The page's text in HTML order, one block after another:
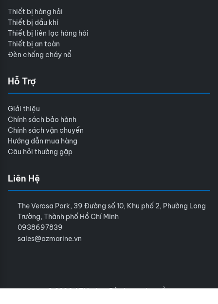
Thiết bị hàng hải
Thiết bị dầu khí
Thiết bị liên lạc hàng hải
Thiết bị an toàn
Đèn chống cháy nổ
Hỗ Trợ
Giới thiệu
Chính sách bảo hành
Chính sách vận chuyển
Hướng dẫn mua hàng
Câu hỏi thường gặp
Liên Hệ
The Verosa Park, 39 Đường số 10, Khu phố 2, Phường Long
Trường, Thành phố Hồ Chí Minh
0938697839
sales@azmarine.vn
© 2026 AZMarine. Bảo lưu mọi quyền.